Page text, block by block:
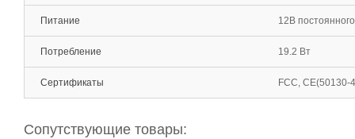
Питание 12В
Потребление 19.2 Вт
Сертификаты FCC, CE(50130-
Сопутствующие товары: